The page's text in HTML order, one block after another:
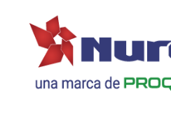
contenido